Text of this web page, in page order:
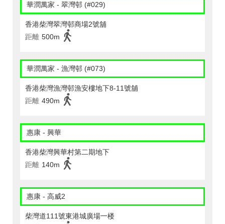
華潤萬家 - 翠灣邨 (#029)
香港柴灣翠灣邨商場2號舖
距離 500m
華潤萬家 - 漁灣邨 (#073)
香港柴灣漁灣邨漁安樓地下8-11號舖
距離 490m
惠康 - 興華
香港柴灣興華村第二期地下
距離 140m
惠康 - 高威2
柴灣道111號東港城廣場一楼